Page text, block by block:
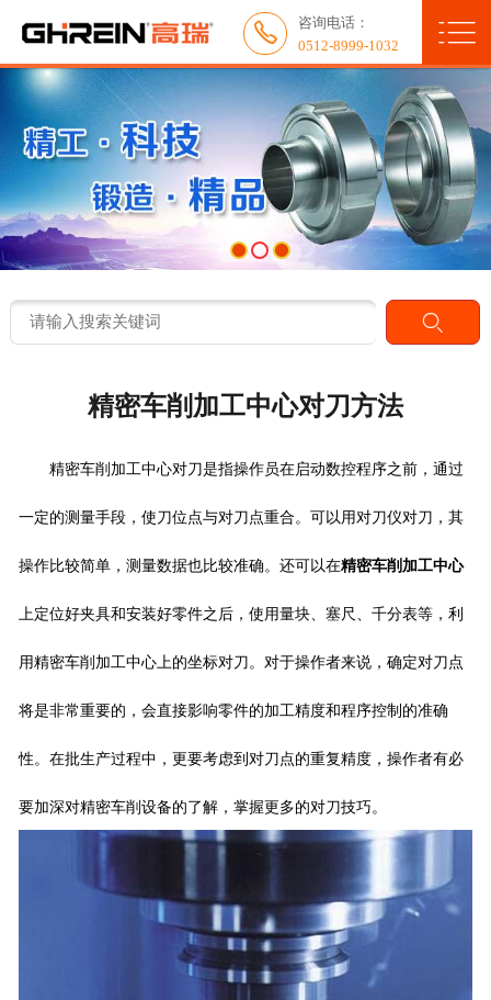
 网站首页
关于我们
新闻中心
产品展示
服务与应用
人力资源
典型客户

咨询电话：
0512-8999-1032

精密车削加工中心对刀方法
精密车削加工中心对刀是指操作员在启动数控程序之前，通过
一定的测量手段，使刀位点与对刀点重合。可以用对刀仪对刀，其
操作比较简单，测量数据也比较准确。还可以在精密车削加工中心
上定位好夹具和安装好零件之后，使用量块、塞尺、千分表等，利
用精密车削加工中心上的坐标对刀。对于操作者来说，确定对刀点
将是非常重要的，会直接影响零件的加工精度和程序控制的准确
性。在批生产过程中，更要考虑到对刀点的重复精度，操作者有必
要加深对精密车削设备的了解，掌握更多的对刀技巧。